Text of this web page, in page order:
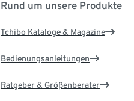
Rund um unsere Produkte
Tchibo Kataloge & Magazine
Bedienungsanleitungen
Ratgeber & Größenberater